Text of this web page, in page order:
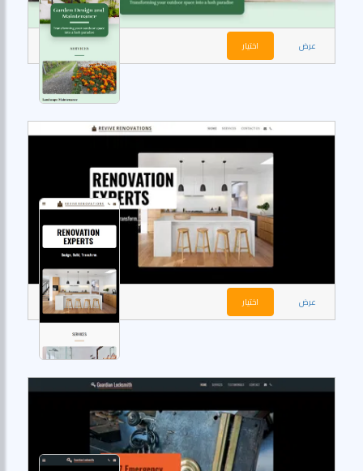
عرض اختيار
عرض اختيار